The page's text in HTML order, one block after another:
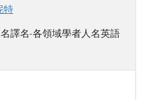
特
譯名-各領域學者人名英語